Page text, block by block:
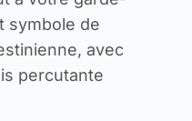
symbole de
avec
percutante